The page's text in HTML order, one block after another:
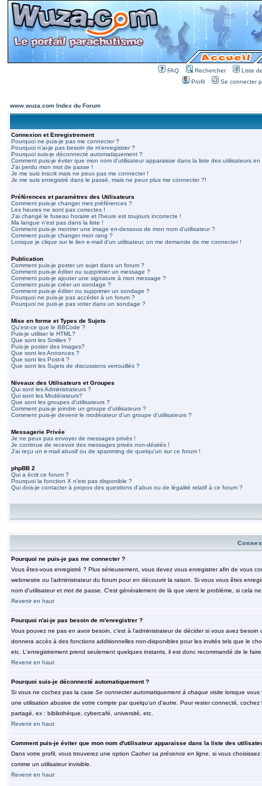
FAQ Rechercher
Liste
Profil
Se connecter
www.wuza.com Index du Forum
Connexion et Enregistrement
Pourquoi ne puis-je pas me connecter ?
Pourquoi n'ai-je pas besoin de m'enregistrer ?
Pourquoi suis-je déconnecté automatiquement ?
Comment puis-je éviter que mon nom d'utilisateur apparaisse dans la liste des utilisateurs en
J'ai perdu mon mot de passe !
Je me suis inscrit mais ne peux pas me connecter !
Je me suis enregistré dans le passé, mais ne peux plus me connecter ?!
Préférences et paramètres des Utilisateurs
Comment puis-je changer mes préférences ?
Les heures ne sont pas correctes !
J'ai changé le fuseau horaire et l'heure est toujours incorrecte !
Ma langue n'est pas dans la liste !
Comment puis-je montrer une image en-dessous de mon nom d'utilisateur ?
Comment puis-je changer mon rang ?
Lorsque je clique sur le lien e-mail d'un utilisateur, on me demande de me connecter !
Publication
Comment puis-je poster un sujet dans un forum ?
Comment puis-je éditer ou supprimer un message ?
Comment puis-je ajouter une signature à mon message ?
Comment puis-je créer un sondage ?
Comment puis-je éditer ou supprimer un sondage ?
Pourquoi ne puis-je pas accéder à un forum ?
Pourquoi ne puis-je pas voter dans un sondage ?
Mise en forme et Types de Sujets
Qu'est-ce que le BBCode ?
Puis-je utiliser le HTML?
Que sont les Smilies ?
Puis-je poster des Images?
Que sont les Annonces ?
Que sont les Post-it ?
Que sont les Sujets de discussions verrouillés ?
Niveaux des Utilisateurs et Groupes
Qui sont les Administrateurs ?
Qui sont les Modérateurs?
Que sont les groupes d'utilisateurs ?
Comment puis-je joindre un groupe d'utilisateurs ?
Comment puis-je devenir le modérateur d'un groupe d'utilisateurs ?
Messagerie Privée
Je ne peux pas envoyer de messages privés !
Je continue de recevoir des messages privés non-désirés !
J'ai reçu un e-mail abusif ou de spamming de quelqu'un sur ce forum !
phpBB 2
Qui a écrit ce forum ?
Pourquoi la fonction X n'est pas disponible ?
Qui dois-je contacter à propos des questions d'abus ou de légalité relatif à ce forum ?
Pourquoi ne puis-je pas me connecter ?
Vous êtes-vous enregistré ? Plus sérieusement, vous devez vous enregistrer afin de vous
webmestre ou l'administrateur du forum pour en découvrir la raison. Si vous vous êtes
nom d'utilisateur et mot de passe. C'est généralement de là que vient le problème, si cela
Revenir en haut
Pourquoi n'ai-je pas besoin de m'enregistrer ?
Vous pouvez ne pas en avoir besoin, c'est à l'administrateur de décider si vous avez
donnera accès à des fonctions additionnelles non-disponibles pour les invités tels que le
etc. L'enregistrement prend seulement quelques instants, il est donc recommandé de le
Revenir en haut
Pourquoi suis-je déconnecté automatiquement ?
Si vous ne cochez pas la case Se connecter automatiquement à chaque visitelorsque vous
une utilisation abusive de votre compte par quelqu'un d'autre. Pour rester connecté,
partagé, ex : bibliothèque, cybercafé, université, etc.
Revenir en haut
Comment puis-je éviter que mon nom d'utilisateur apparaisse dans la liste des
Dans votre profil, vous trouverez une option Cacher sa présence en ligne, si vous choisissez
comme un utilisateur invisible.
Revenir en haut